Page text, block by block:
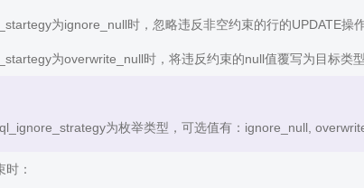
为ignore_null时，忽略违反非空约束的行的UPDATE操
为overwrite_null时，将违反约束的null值覆写为目标类
为枚举类型，可选值有：ignore_null,
：